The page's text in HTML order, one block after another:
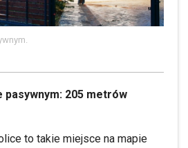
pasywnym: 205 metrów
to takie miejsce na mapie